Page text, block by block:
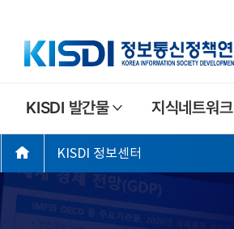
주
요
메
뉴
KISDI 발간물 지식네트워크
좌
측
메
KISDI 정보센터